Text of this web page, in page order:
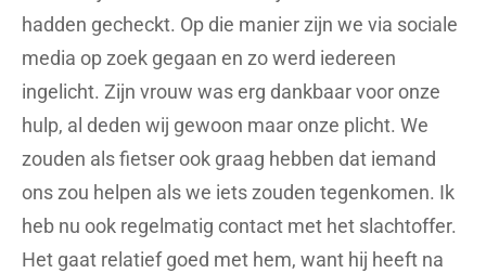
hadden gecheckt. Op die manier zijn we via sociale
media op zoek gegaan en zo werd iedereen
ingelicht. Zijn vrouw was erg dankbaar voor onze
hulp, al deden wij gewoon maar onze plicht. We
zouden als fietser ook graag hebben dat iemand
ons zou helpen als we iets zouden tegenkomen. Ik
heb nu ook regelmatig contact met het slachtoffer.
Het gaat relatief goed met hem, want hij heeft na